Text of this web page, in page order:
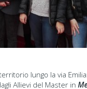
lungo la via
Allievi del Master in